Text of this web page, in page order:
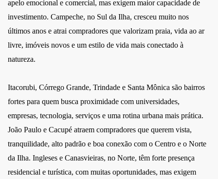
apelo emocional e comercial, mas exigem maior capacidade de
investimento. Campeche, no Sul da Ilha, cresceu muito nos
últimos anos e atrai compradores que valorizam praia, vida ao ar
livre, imóveis novos e um estilo de vida mais conectado à
natureza.
Itacorubi, Córrego Grande, Trindade e Santa Mônica são bairros
fortes para quem busca proximidade com universidades,
empresas, tecnologia, serviços e uma rotina urbana mais prática.
João Paulo e Cacupé atraem compradores que querem vista,
tranquilidade, alto padrão e boa conexão com o Centro e o Norte
da Ilha. Ingleses e Canasvieiras, no Norte, têm forte presença
residencial e turística, com muitas oportunidades, mas exigem